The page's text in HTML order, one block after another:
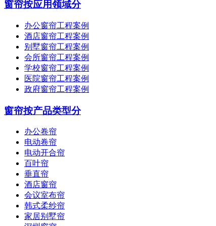
窗帘按应用领域分
办公窗帘工程案例
酒店窗帘工程案例
别墅窗帘工程案例
会所窗帘工程案例
学校窗帘工程案例
医院窗帘工程案例
政府窗帘工程案例
窗帘按产品类型分
办公卷帘
电动卷帘
电动开合帘
百叶帘
垂直帘
酒店窗帘
会议室布帘
韩式柔纱帘
家居别墅帘